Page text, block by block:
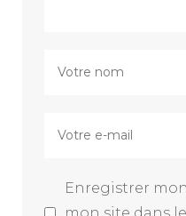
Enregistrer
mon site dans